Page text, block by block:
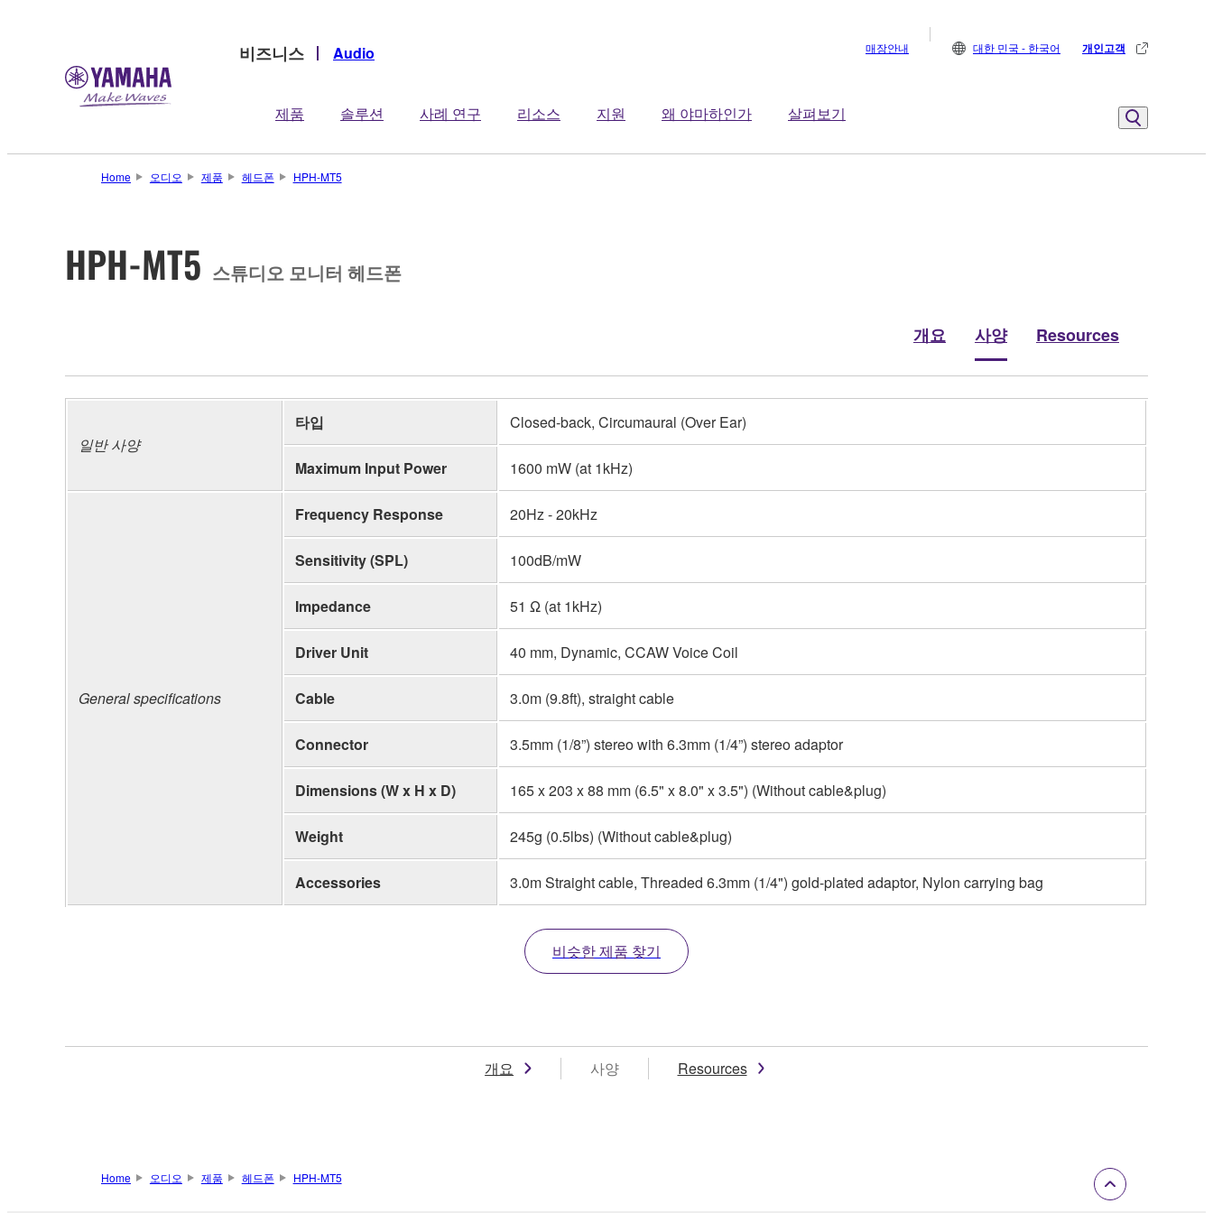
비즈니스 Audio
제품 솔루션 사례 연구 리소스 지원 왜 야마하인가 살펴보기
매장안내 대한 민국 - 한국어 개인고객
Home 오디오 제품 헤드폰 HPH-MT5
HPH-MT5 스튜디오 모니터 헤드폰
개요 사양 Resources
일반 사양
타입 Closed-back, Circumaural (Over Ear)
Maximum Input Power 1600 mW (at 1kHz)
General specifications
Frequency Response 20Hz - 20kHz
Sensitivity (SPL) 100dB/mW
Impedance 51 Ω (at 1kHz)
Driver Unit 40 mm, Dynamic, CCAW Voice Coil
Cable 3.0m (9.8ft), straight cable
Connector 3.5mm (1/8”) stereo with 6.3mm (1/4”) stereo adaptor
Dimensions (W x H x D) 165 x 203 x 88 mm (6.5" x 8.0" x 3.5") (Without cable&plug)
Weight 245g (0.5lbs) (Without cable&plug)
Accessories 3.0m Straight cable, Threaded 6.3mm (1/4") gold-plated adaptor, Nylon carrying bag
비슷한 제품 찾기
개요 사양 Resources
Home 오디오 제품 헤드폰 HPH-MT5